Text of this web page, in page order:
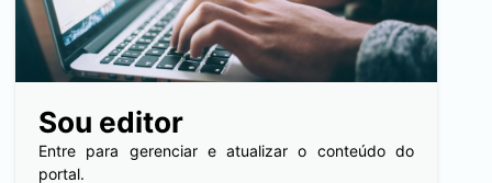
Sou editor
Entre para gerenciar e atualizar o conteúdo do
portal.